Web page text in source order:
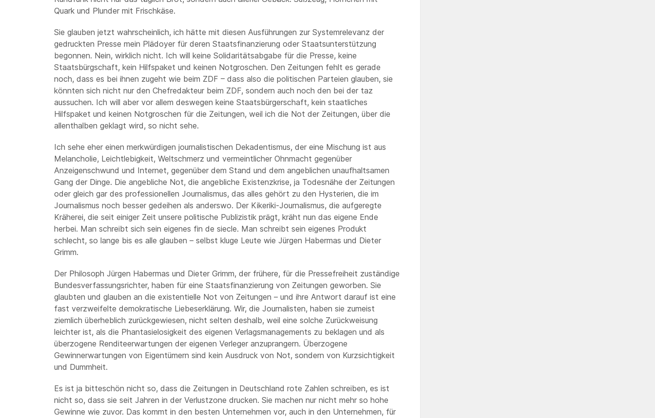
Quark und Plunder mit Frischkäse.
Sie glauben jetzt wahrscheinlich, ich hätte mit diesen Ausführungen zur Systemrelevanz der
gedruckten Presse mein Plädoyer für deren Staatsfinanzierung oder Staatsunterstützung
begonnen. Nein, wirklich nicht. Ich will keine Solidaritätsabgabe für die Presse, keine
Staatsbürgschaft, kein Hilfspaket und keinen Notgroschen. Den Zeitungen fehlt es gerade
noch, dass es bei ihnen zugeht wie beim ZDF – dass also die politischen Parteien glauben, sie
könnten sich nicht nur den Chefredakteur beim ZDF, sondern auch noch den bei der taz
aussuchen. Ich will aber vor allem deswegen keine Staatsbürgerschaft, kein staatliches
Hilfspaket und keinen Notgroschen für die Zeitungen, weil ich die Not der Zeitungen, über die
allenthalben geklagt wird, so nicht sehe.
Ich sehe eher einen merkwürdigen journalistischen Dekadentismus, der eine Mischung ist aus
Melancholie, Leichtlebigkeit, Weltschmerz und vermeintlicher Ohnmacht gegenüber
Anzeigenschwund und Internet, gegenüber dem Stand und dem angeblichen unaufhaltsamen
Gang der Dinge. Die angebliche Not, die angebliche Existenzkrise, ja Todesnähe der Zeitungen
oder gleich gar des professionellen Journalismus, das alles gehört zu den Hysterien, die im
Journalismus noch besser gedeihen als anderswo. Der Kikeriki-Journalismus, die aufgeregte
Kräherei, die seit einiger Zeit unsere politische Publizistik prägt, kräht nun das eigene Ende
herbei. Man schreibt sich sein eigenes fin de siecle. Man schreibt sein eigenes Produkt
schlecht, so lange bis es alle glauben – selbst kluge Leute wie Jürgen Habermas und Dieter
Grimm.
Der Philosoph Jürgen Habermas und Dieter Grimm, der frühere, für die Pressefreiheit zuständige
Bundesverfassungsrichter, haben für eine Staatsfinanzierung von Zeitungen geworben. Sie
glaubten und glauben an die existentielle Not von Zeitungen – und ihre Antwort darauf ist eine
fast verzweifelte demokratische Liebeserklärung. Wir, die Journalisten, haben sie zumeist
ziemlich überheblich zurückgewiesen, nicht selten deshalb, weil eine solche Zurückweisung
leichter ist, als die Phantasielosigkeit des eigenen Verlagsmanagements zu beklagen und als
überzogene Renditeerwartungen der eigenen Verleger anzuprangern. Überzogene
Gewinnerwartungen von Eigentümern sind kein Ausdruck von Not, sondern von Kurzsichtigkeit
und Dummheit.
Es ist ja bitteschön nicht so, dass die Zeitungen in Deutschland rote Zahlen schreiben, es ist
nicht so, dass sie seit Jahren in der Verlustzone drucken. Sie machen nur nicht mehr so hohe
Gewinne wie zuvor. Das kommt in den besten Unternehmen vor, auch in den Unternehmen, für